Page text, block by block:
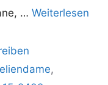
… Weiterlesen
,